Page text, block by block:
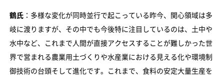
鶴氏 ：多様な変化が同時並行で起こっている昨今、関心領域は多
岐に渡りますが、その中でも今後特に注目しているのは、土中や
水中など、これまで人間が直接アクセスすることが難しかった世
界で営まれる農業用土づくりや水産業における見える化や環境制
御技術の台頭そして進化です。これまで、食料の安定大量生産を